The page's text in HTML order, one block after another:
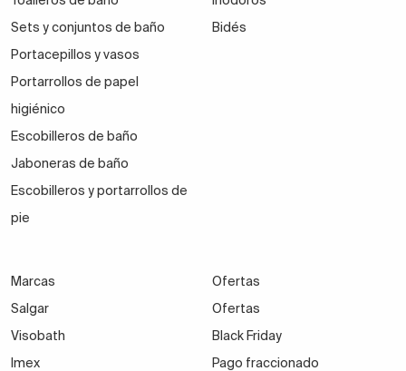
Sets y conjuntos de baño
Portacepillos y vasos
Portarrollos de papel
higiénico
Escobilleros de baño
Jaboneras de baño
Escobilleros y portarrollos de
pie
Bidés
Marcas
Salgar
Visobath
Imex
Ofertas
Ofertas
Black Friday
Pago fraccionado